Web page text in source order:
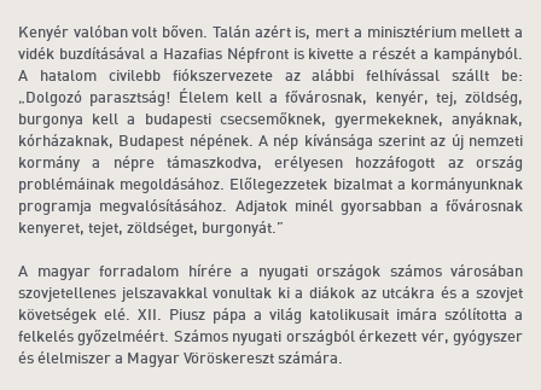
Kenyér valóban volt bőven. Talán azért is, mert a minisztérium mellett a
vidék buzdításával a Hazafias Népfront is kivette a részét a kampányból.
A hatalom civilebb fiókszervezete az alábbi felhívással szállt be:
„Dolgozó parasztság! Élelem kell a fővárosnak, kenyér, tej, zöldség,
burgonya kell a budapesti csecsemőknek, gyermekeknek, anyáknak,
kórházaknak, Budapest népének. A nép kívánsága szerint az új nemzeti
kormány a népre támaszkodva, erélyesen hozzáfogott az ország
problémáinak megoldásához. Előlegezzetek bizalmat a kormányunknak
programja megvalósításához. Adjatok minél gyorsabban a fővárosnak
kenyeret, tejet, zöldséget, burgonyát.”
A magyar forradalom hírére a nyugati országok számos városában
szovjetellenes jelszavakkal vonultak ki a diákok az utcákra és a szovjet
követségek elé. XII. Piusz pápa a világ katolikusait imára szólította a
felkelés győzelméért. Számos nyugati országból érkezett vér, gyógyszer
és élelmiszer a Magyar Vöröskereszt számára.